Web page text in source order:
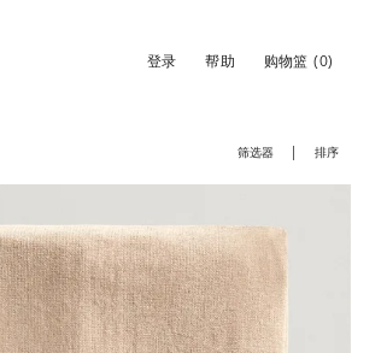
登录 帮助 购物篮 (0)
筛选器
排序